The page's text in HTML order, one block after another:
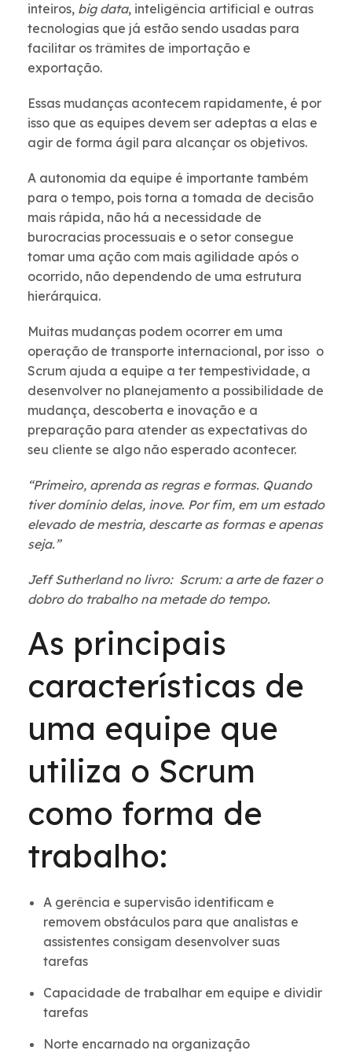
inteiros, big data, inteligência artificial e outras
tecnologias que já estão sendo usadas para
facilitar os trâmites de importação e
exportação.
Essas mudanças acontecem rapidamente, é por
isso que as equipes devem ser adeptas a elas e
agir de forma ágil para alcançar os objetivos.
A autonomia da equipe é importante também
para o tempo, pois torna a tomada de decisão
mais rápida, não há a necessidade de
burocracias processuais e o setor consegue
tomar uma ação com mais agilidade após o
ocorrido, não dependendo de uma estrutura
hierárquica.
Muitas mudanças podem ocorrer em uma
operação de transporte internacional, por isso o
Scrum ajuda a equipe a ter tempestividade, a
desenvolver no planejamento a possibilidade de
mudança, descoberta e inovação e a
preparação para atender as expectativas do
seu cliente se algo não esperado acontecer.
“Primeiro, aprenda as regras e formas. Quando
tiver domínio delas, inove. Por fim, em um estado
elevado de mestria, descarte as formas e apenas
seja.”
Jeff Sutherland no livro: Scrum: a arte de fazer o
dobro do trabalho na metade do tempo.
As principais
características de
uma equipe que
utiliza o Scrum
como forma de
trabalho:
A gerência e supervisão identificam e
removem obstáculos para que analistas e
assistentes consigam desenvolver suas
tarefas
Capacidade de trabalhar em equipe e dividir
tarefas
Norte encarnado na organização